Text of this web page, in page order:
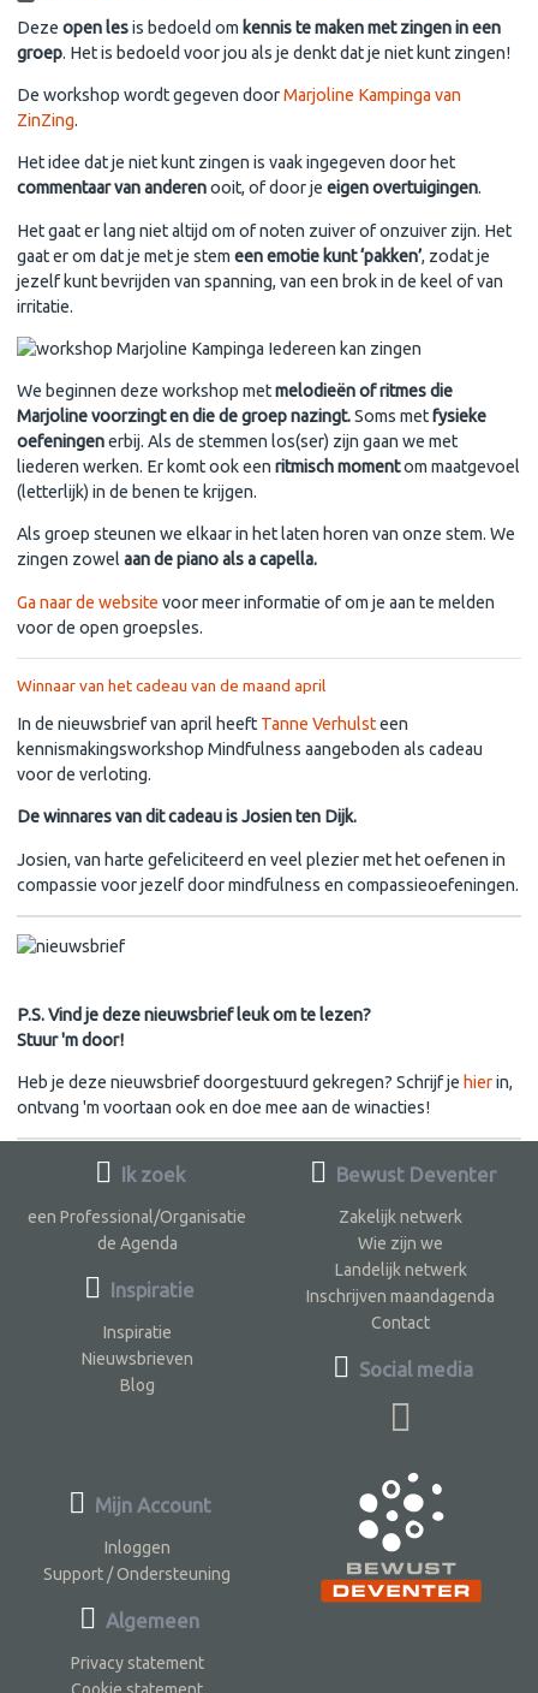
Deze open lesis bedoeld om kennis te maken met zingen in een
groep. Het is bedoeld voor jou als je denkt dat je niet kunt zingen!
De workshop wordt gegeven doorMarjoline Kampinga van
ZinZing.
Het idee dat je niet kunt zingen is vaak ingegeven door het
commentaar van anderenooit, of door je eigen overtuigingen.
Het gaat er lang niet altijd om of noten zuiver of onzuiver zijn. Het
gaat er om dat je met je stem een emotie kunt ‘pakken’, zodat je
jezelf kunt bevrijden van spanning, van een brok in de keel of van
irritatie.
We beginnen deze workshop metmelodieën of ritmes die
Marjoline voorzingt en die de groep nazingt.Soms metfysieke
oefeningenerbij. Als de stemmen los(ser) zijn gaan we met
liederen werken. Er komt ook een ritmisch momentom maatgevoel
(letterlijk) in de benen te krijgen.
Als groep steunen we elkaar in het laten horen van onze stem. We
zingen zowelaan de piano als a capella.
Ga naar de website voor meer informatie of om je aan te melden
voor de open groepsles.
Winnaar van het cadeau van de maand april
In de nieuwsbrief van april heeft Tanne Verhulsteen
kennismakingsworkshop Mindfulness aangeboden als cadeau
voor de verloting.
De winnares van dit cadeau is Josien ten Dijk.
Josien, van harte gefeliciteerd en veel plezier met het oefenen in
compassie voor jezelf door mindfulness en compassieoefeningen.
P.S. Vind je deze nieuwsbrief leuk om te lezen?
Stuur 'm door!
Heb je deze nieuwsbrief doorgestuurd gekregen? Schrijf je hierin,
ontvang 'm voortaan ook en doe mee aan de winacties!
Ik zoek
een Professional/Organisatie
de Agenda
Inspiratie
Inspiratie
Nieuwsbrieven
Blog
Bewust Deventer
Zakelijk netwerk
Wie zijn we
Landelijk netwerk
Inschrijven maandagenda
Contact
Social media
Mijn Account
Inloggen
Support / Ondersteuning
Algemeen
Privacy statement
Cookie statement